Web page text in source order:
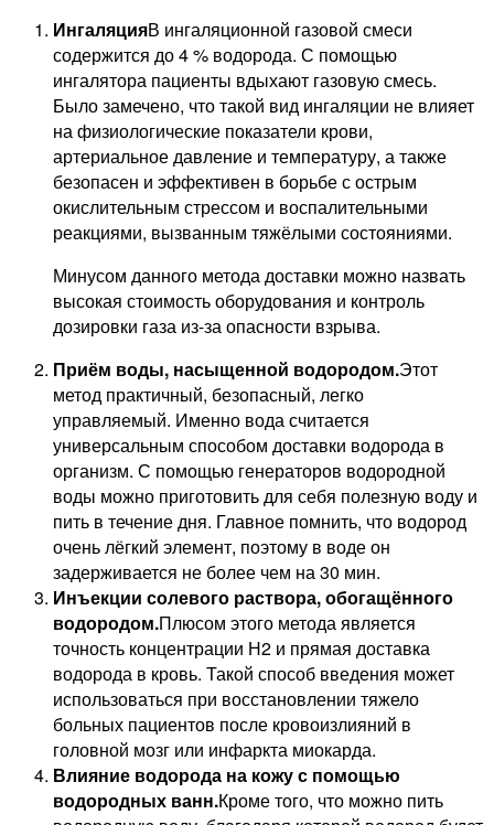
ИнгаляцияВ ингаляционной газовой смеси
содержится до 4 % водорода. С помощью
ингалятора пациенты вдыхают газовую смесь.
Было замечено, что такой вид ингаляции не влияет
на физиологические показатели крови,
артериальное давление и температуру, а также
безопасен и эффективен в борьбе с острым
окислительным стрессом и воспалительными
реакциями, вызванным тяжёлыми состояниями.
Минусом данного метода доставки можно назвать
высокая стоимость оборудования и контроль
дозировки газа из-за опасности взрыва.
Приём воды, насыщенной водородом.Этот
метод практичный, безопасный, легко
управляемый. Именно вода считается
универсальным способом доставки водорода в
организм. С помощью генераторов водородной
воды можно приготовить для себя полезную воду и
пить в течение дня. Главное помнить, что водород
очень лёгкий элемент, поэтому в воде он
задерживается не более чем на 30 мин.
Инъекции солевого раствора, обогащённого
водородом.Плюсом этого метода является
точность концентрации Н2 и прямая доставка
водорода в кровь. Такой способ введения может
использоваться при восстановлении тяжело
больных пациентов после кровоизлияний в
головной мозг или инфаркта миокарда.
Влияние водорода на кожу с помощью
водородных ванн.Кроме того, что можно пить